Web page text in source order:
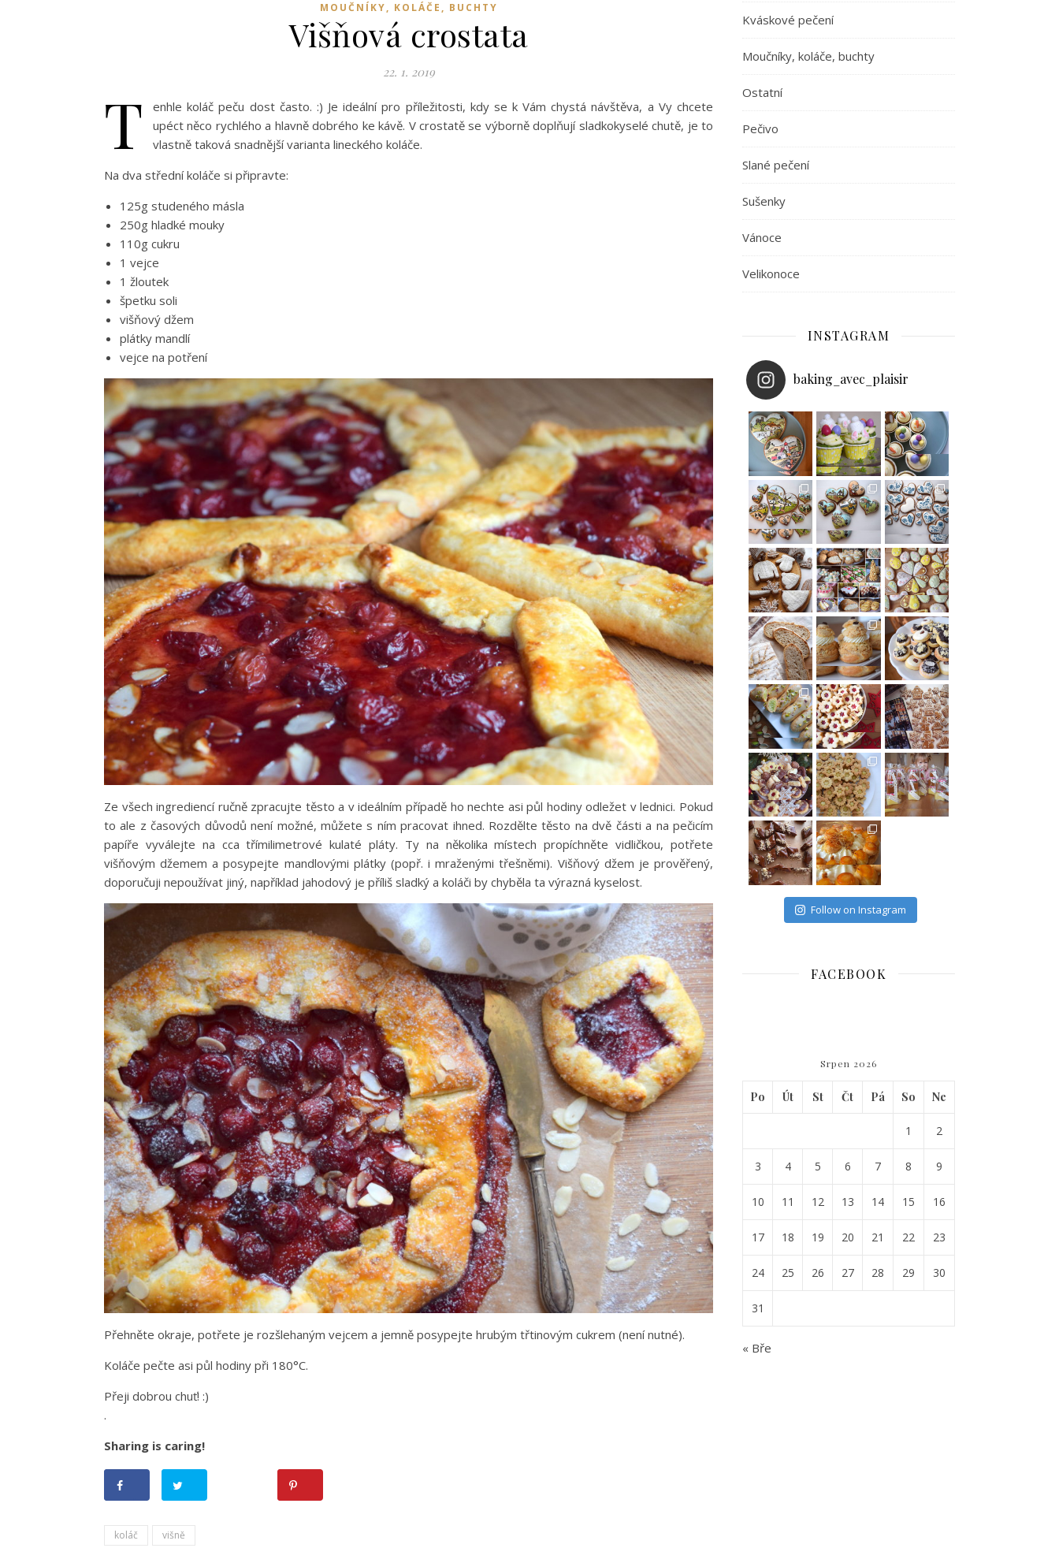
MOUČNÍKY, KOLÁČE, BUCHTY
Višňová crostata
22. 1. 2019
T
enhle koláč peču dost často. :) Je ideální pro příležitosti, kdy se k Vám chystá návštěva, a Vy chcete
upéct něco rychlého a hlavně dobrého ke kávě. V crostatě se výborně doplňují sladkokyselé chutě, je to
vlastně taková snadnější varianta lineckého koláče.
Na dva střední koláče si připravte:
125g studeného másla
250g hladké mouky
110g cukru
1 vejce
1 žloutek
špetku soli
višňový džem
plátky mandlí
vejce na potření
Ze všech ingrediencí ručně zpracujte těsto a v ideálním případě ho nechte asi půl hodiny odležet v lednici. Pokud
to ale z časových důvodů není možné, můžete s ním pracovat ihned. Rozdělte těsto na dvě části a na pečicím
papíře vyválejte na cca třímilimetrové kulaté pláty. Ty na několika místech propíchněte vidličkou, potřete
višňovým džemem a posypejte mandlovými plátky (popř. i mraženými třešněmi). Višňový džem je prověřený,
doporučuji nepoužívat jiný, například jahodový je příliš sladký a koláči by chyběla ta výrazná kyselost.
Přehněte okraje, potřete je rozšlehaným vejcem a jemně posypejte hrubým třtinovým cukrem (není nutné).
Koláče pečte asi půl hodiny při 180°C.
Přeji dobrou chuť! :)
.
Sharing is caring!
koláč višně
Kváskové pečení
Moučníky, koláče, buchty
Ostatní
Pečivo
Slané pečení
Sušenky
Vánoce
Velikonoce
INSTAGRAM
baking_avec_plaisir
Follow on Instagram
FACEBOOK
Srpen 2026
Po Út St Čt Pá So Ne
1 2
3 4 5 6 7 8 9
10 11 12 13 14 15 16
17 18 19 20 21 22 23
24 25 26 27 28 29 30
31
« Bře